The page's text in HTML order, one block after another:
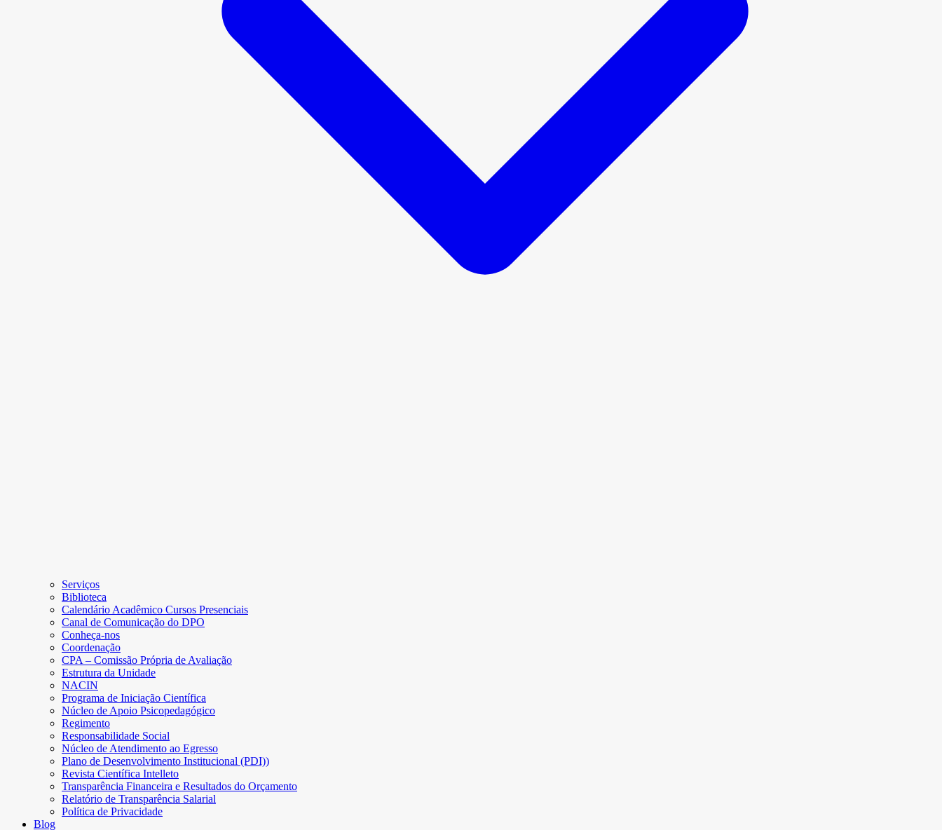
Serviços
Biblioteca
Calendário Acadêmico Cursos Presenciais
Canal de Comunicação do DPO
Conheça-nos
Coordenação
CPA – Comissão Própria de Avaliação
Estrutura da Unidade
NACIN
Programa de Iniciação Científica
Núcleo de Apoio Psicopedagógico
Regimento
Responsabilidade Social
Núcleo de Atendimento ao Egresso
Plano de Desenvolvimento Institucional (PDI))
Revista Científica Intelleto
Transparência Financeira e Resultados do Orçamento
Relatório de Transparência Salarial
Política de Privacidade
Blog